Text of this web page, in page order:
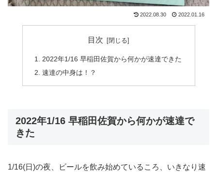
2022.08.30 2022.01.16
目次
2022年1/16 早稲田佐賀から何かが速達できた
速達の中身は！？
2022年1/16 早稲田佐賀から何かが速達で
きた
1/16(日)の夜、ビールを飲み始めているころ、いきなり速